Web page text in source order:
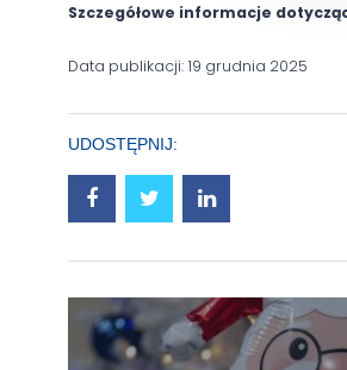
Szczegółowe informacje
Data publikacji: 19 grudnia 2025
UDOSTĘPNIJ: